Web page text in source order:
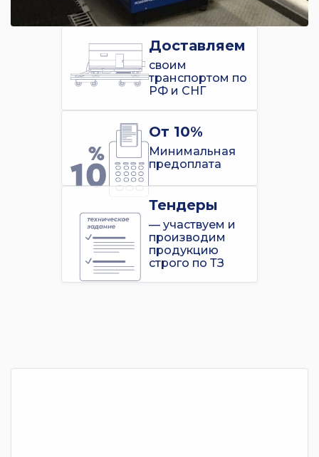
Доставляем
своим
транспортом по
РФ и СНГ
От 10%
Минимальная
предоплата
Тендеры
— участвуем и
производим
продукцию
строго по ТЗ